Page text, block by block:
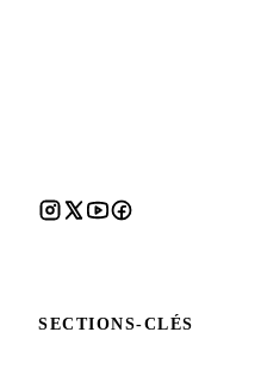
SECTIONS-CLÉS